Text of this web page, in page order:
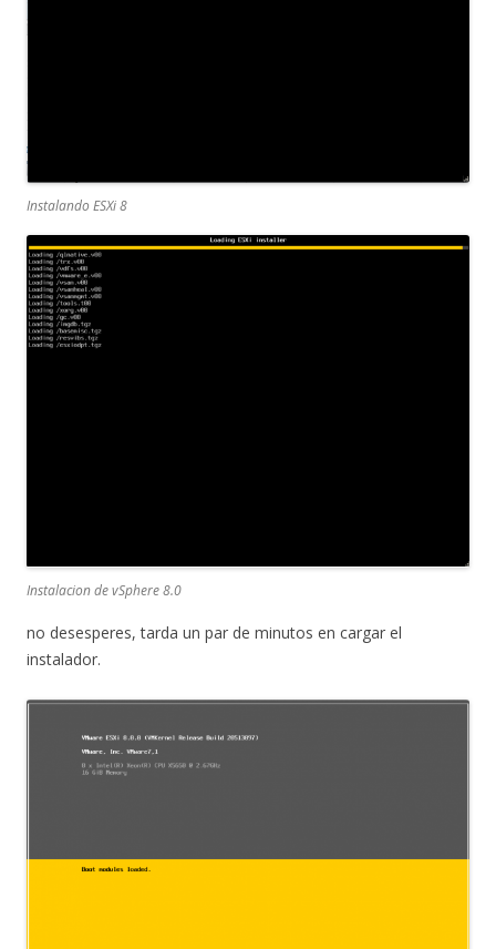
Instalando ESXi 8
Instalacion de vSphere 8.0
no desesperes, tarda un par de minutos en cargar el
instalador.